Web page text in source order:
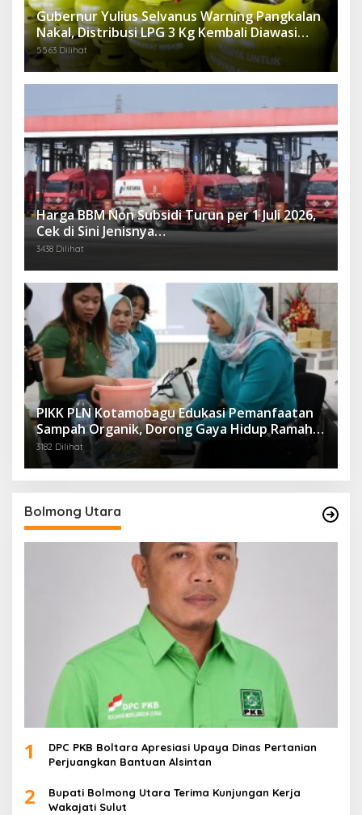
Gubernur Yulius Selvanus Warning Pangkalan
Nakal, Distribusi LPG 3 Kg Kembali Diawasi
Ketat
5563 Dilihat
Harga BBM Non Subsidi Turun per 1 Juli 2026,
Cek di Sini Jenisnya…
3438 Dilihat
PIKK PLN Kotamobagu Edukasi Pemanfaatan
Sampah Organik, Dorong Gaya Hidup Ramah
Lingkungan
3182 Dilihat
Bolmong Utara
1
DPC PKB Boltara Apresiasi Upaya Dinas Pertanian
Perjuangkan Bantuan Alsintan
2
Bupati Bolmong Utara Terima Kunjungan Kerja
Wakajati Sulut